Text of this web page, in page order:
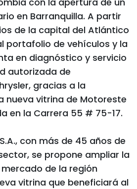
en Barranquilla. A partir
de la capital del Atlántico
portafolio de vehículos y la
en diagnóstico y servicio
autorizada de
gracias a la
nueva vitrina de Motoreste
en la Carrera 55 # 75-17.
con más de 45 años de
se propone ampliar la
de la región
vitrina que beneficiará al